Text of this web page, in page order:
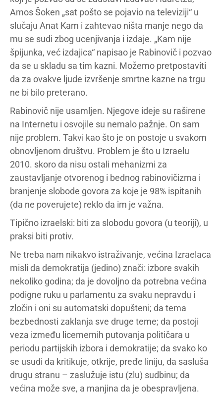
Amos Šoken „sat pošto se pojavio na televiziji“ u
slučaju Anat Kam i zahtevao ništa manje nego da
mu se sudi zbog ucenjivanja i izdaje. „Kam nije
špijunka, već izdajica“ napisao je Rabinovič i pozvao
da se u skladu sa tim kazni. Možemo pretpostaviti
da za ovakve ljude izvršenje smrtne kazne na trgu
ne bi bilo preterano.
Rabinovič nije usamljen. Njegove ideje su raširene
na Internetu i osvojile su nemalo pažnje. On sam
nije problem. Takvi kao što je on postoje u svakom
obnovljenom društvu. Problem je što u Izraelu
2010. skoro da nisu ostali mehanizmi za
zaustavljanje otvorenog i bednog rabinovičizma i
branjenje slobode govora za koje je 98% ispitanih
(da ne poverujete) reklo da im je važna.
Tipično izraelski: biti za slobodu govora (u teoriji), u
praksi biti protiv.
Ne treba nam nikakvo istraživanje, većina Izraelaca
misli da demokratija (jedino) znači: izbore svakih
nekoliko godina; da je dovoljno da potrebna većina
podigne ruku u parlamentu za svaku nepravdu i
zločin i oni su automatski dopušteni; da tema
bezbednosti zaklanja sve druge teme; da postoji
veza između licemernih putovanja političara u
periodu partijskih izbora i demokratije; da svako ko
se usudi da kritikuje, otkrije, pređe liniju, da sasluša
drugu stranu – zaslužuje istu (zlu) sudbinu; da
većina može sve, a manjina da je obespravljena.